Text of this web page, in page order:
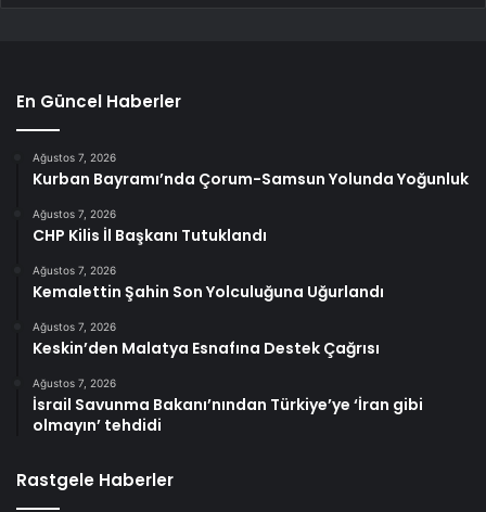
En Güncel Haberler
Ağustos 7, 2026
Kurban Bayramı’nda Çorum-Samsun Yolunda Yoğunluk
Ağustos 7, 2026
CHP Kilis İl Başkanı Tutuklandı
Ağustos 7, 2026
Kemalettin Şahin Son Yolculuğuna Uğurlandı
Ağustos 7, 2026
Keskin’den Malatya Esnafına Destek Çağrısı
Ağustos 7, 2026
İsrail Savunma Bakanı’nından Türkiye’ye ‘İran gibi
olmayın’ tehdidi
Rastgele Haberler